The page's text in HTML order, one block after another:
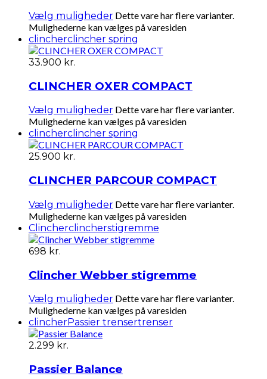
Vælg muligheder Dette vare har flere varianter.
Mulighederne kan vælges på varesiden
clincherclincher spring
33.900 kr.
CLINCHER OXER COMPACT
Vælg muligheder Dette vare har flere varianter.
Mulighederne kan vælges på varesiden
clincherclincher spring
25.900 kr.
CLINCHER PARCOUR COMPACT
Vælg muligheder Dette vare har flere varianter.
Mulighederne kan vælges på varesiden
Clincherclincherstigremme
698 kr.
Clincher Webber stigremme
Vælg muligheder Dette vare har flere varianter.
Mulighederne kan vælges på varesiden
clincherPassier trensertrenser
2.299 kr.
Passier Balance